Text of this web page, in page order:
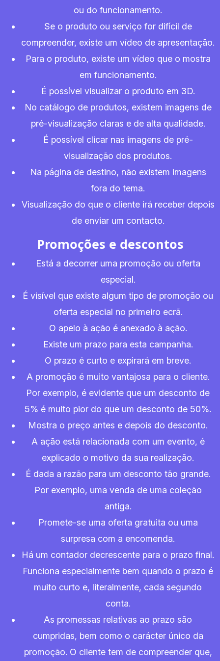
ou do funcionamento.
Se o produto ou serviço for difícil de
compreender, existe um vídeo de apresentação.
Para o produto, existe um vídeo que o mostra
em funcionamento.
É possível visualizar o produto em 3D.
No catálogo de produtos, existem imagens de
pré-visualização claras e de alta qualidade.
É possível clicar nas imagens de pré-
visualização dos produtos.
Na página de destino, não existem imagens
fora do tema.
Visualização do que o cliente irá receber depois
de enviar um contacto.
Promoções e descontos
Está a decorrer uma promoção ou oferta
especial.
É visível que existe algum tipo de promoção ou
oferta especial no primeiro ecrã.
O apelo à ação é anexado à ação.
Existe um prazo para esta campanha.
O prazo é curto e expirará em breve.
A promoção é muito vantajosa para o cliente.
Por exemplo, é evidente que um desconto de
5% é muito pior do que um desconto de 50%.
Mostra o preço antes e depois do desconto.
A ação está relacionada com um evento, é
explicado o motivo da sua realização.
É dada a razão para um desconto tão grande.
Por exemplo, uma venda de uma coleção
antiga.
Promete-se uma oferta gratuita ou uma
surpresa com a encomenda.
Há um contador decrescente para o prazo final.
Funciona especialmente bem quando o prazo é
muito curto e, literalmente, cada segundo
conta.
As promessas relativas ao prazo são
cumpridas, bem como o carácter único da
promoção. O cliente tem de compreender que,